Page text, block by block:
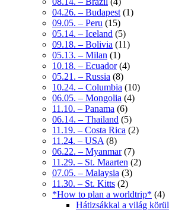
04.26. – Budapest (1)
09.05. – Peru (15)
05.14. – Iceland (5)
09.18. – Bolivia (11)
05.13. – Milan (1)
10.18. – Ecuador(4)
05.21. – Russia (8)
10.24. – Columbia (10)
06.05. – Mongolia (4)
11.10. – Panama (6)
06.14. – Thailand (5)
11.19. – Costa Rica (2)
11.24. – USA (8)
06.22. – Myanmar(7)
11.29. – St. Maarten (2)
07.05. – Malaysia (3)
11.30. – St. Kitts (2)
*How to plan a worldtrip* (4)
Hátizsákkal a világ körül